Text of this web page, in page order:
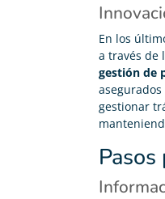
En los
a través de
gestión de
gestionar